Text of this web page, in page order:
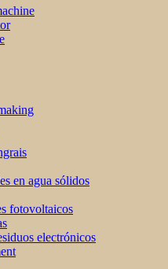
en agua sólidos
fotovoltaicos
electrónicos